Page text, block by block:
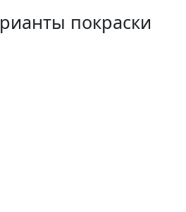
покраски